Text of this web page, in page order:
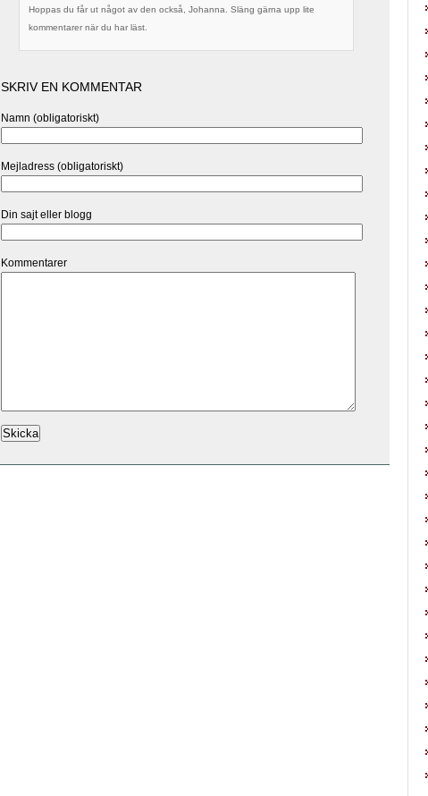
Hoppas du får ut något av den också, Johanna. Släng gärna upp lite
kommentarer när du har läst.
SKRIV EN KOMMENTAR
Namn (obligatoriskt)
Mejladress (obligatoriskt)
Din sajt eller blogg
Kommentarer